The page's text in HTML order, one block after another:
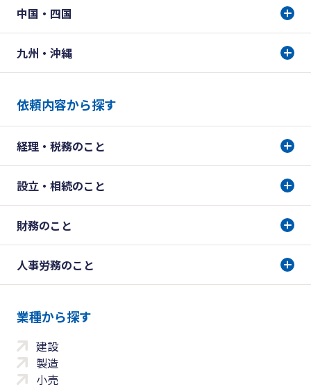
中国・四国
九州・沖縄
依頼内容から探す
経理・税務のこと
設立・相続のこと
財務のこと
人事労務のこと
業種から探す
建設
製造
小売